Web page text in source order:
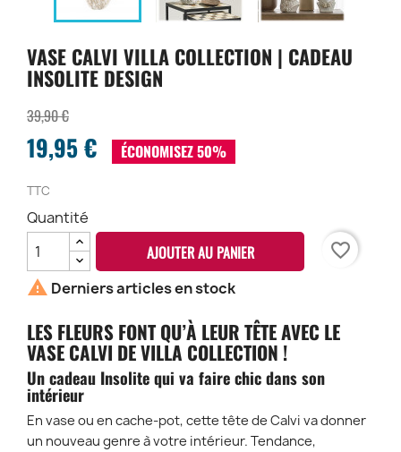
VASE CALVI VILLA COLLECTION | CADEAU
INSOLITE DESIGN
39,90 €
19,95 € ÉCONOMISEZ 50%
TTC
Quantité
AJOUTER AU PANIER favorite_border
 Derniers articles en stock
LES FLEURS FONT QU’À LEUR TÊTE AVEC LE
VASE CALVI DE VILLA COLLECTION !
Un cadeau Insolite qui va faire chic dans son
intérieur
En vase ou en cache-pot, cette tête de Calvi va donner
un nouveau genre à votre intérieur. Tendance,